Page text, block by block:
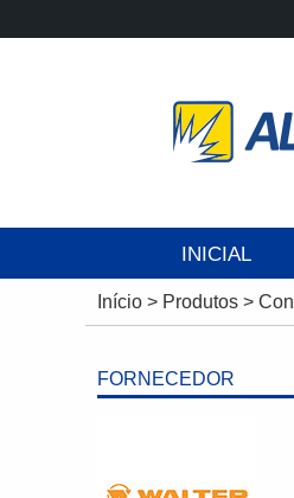
INICIAL
Início > Produtos >
FORNECEDOR